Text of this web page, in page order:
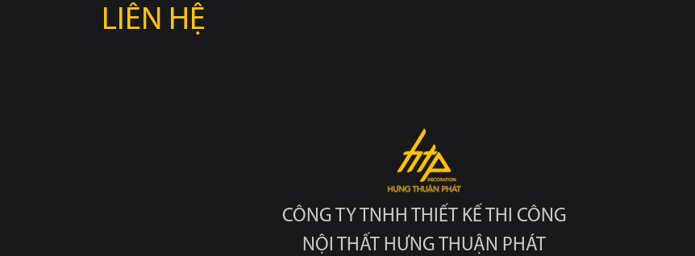
LIÊN HỆ
CÔNG TY TNHH THIẾT KẾ THI CÔNG
NỘI THẤT HƯNG THUẬN PHÁT